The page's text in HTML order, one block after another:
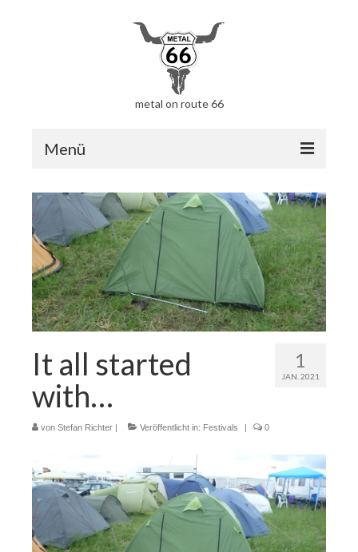
metal on route 66
Menü
Home
Gefahrene Route
Erster Beitrag
1
JAN. 2021
It all started
with…
von Stefan Richter | Veröffentlicht in: Festivals | 0